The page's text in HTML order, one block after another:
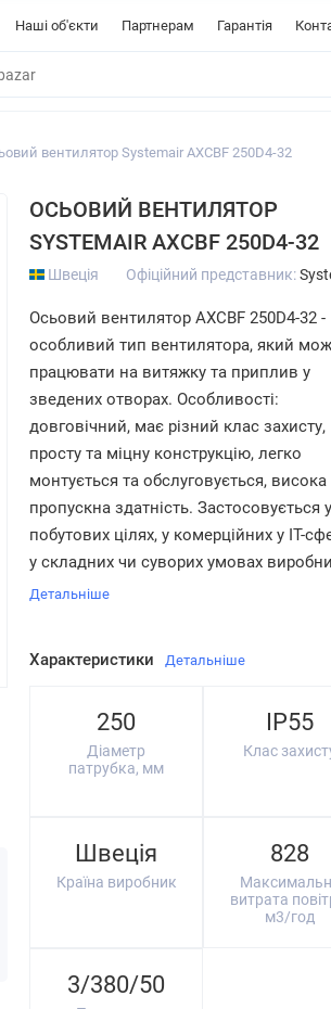
Наші об'єкти Партнерам Гарантія
вентилятор Systemair AXCBF 250D4-32
ОСЬОВИЙ ВЕНТИЛЯТОР
SYSTEMAIR AXCBF 250D4-32
Швеція Офіційний представник:
Осьовий вентилятор AXCBF 250D4-32 -
особливий тип вентилятора, який
працювати на витяжку та приплив у
зведених отворах. Особливості:
довговічний, має різний клас захисту,
просту та міцну конструкцію, легко
монтується та обслуговується, висока
пропускна здатність. Застосовується у
побутових цілях, у комерційних у IT-
у складних чи суворих умовах
Детальніше
Характеристики Детальніше
250
Діаметр
патрубка, мм
IP55
Клас
Швеція
Країна виробник
828
витрата
м3/год
3/380/50